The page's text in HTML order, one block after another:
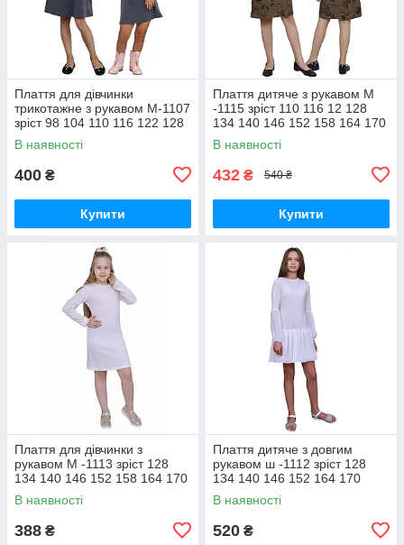
Плаття для дівчинки
трикотажне з рукавом М-1107
зріст 98 104 110 116 122 128
134 і 140 тм "Попілка
В наявності
400 ₴
Купити
Плаття дитяче з рукавом М
-1115 зріст 110 116 12 128
134 140 146 152 158 164 170
напіввовна
В наявності
432 ₴ 540 ₴
Купити
Плаття для дівчинки з
рукавом М -1113 зріст 128
134 140 146 152 158 164 170
тм "Попелюшка"
В наявності
388 ₴
Плаття дитяче з довгим
рукавом ш -1112 зріст 128
134 140 146 152 164 170
трикотажне
В наявності
520 ₴